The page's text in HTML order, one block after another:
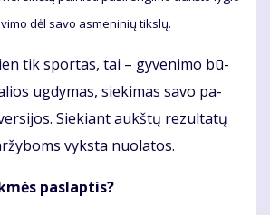
dėl sa­vo as­me­ni­nių tiks­lų.
tik spor­tas, tai – gy­ve­ni­mo bū­
ug­dy­mas, sie­ki­mas sa­vo pa­
Sie­kiant aukš­tų re­zul­ta­tų
vyks­ta nuo­la­tos.
pa­slap­tis?